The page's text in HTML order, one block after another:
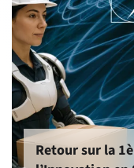
Retour sur la